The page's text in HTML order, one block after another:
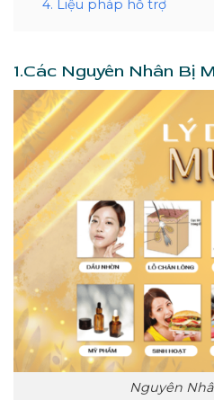
4. Liệu pháp hỗ trợ
1.Các Nguyên Nhân Bị
Nguyên